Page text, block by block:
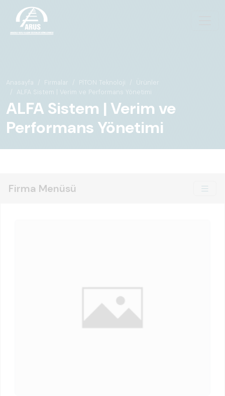
Anasayfa Firmalar PİTON Teknoloji
Ürünler
ALFA Sistem | Verim ve Performans Yönetimi
ALFA Sistem | Verim ve
Performans Yönetimi
Firma Menüsü